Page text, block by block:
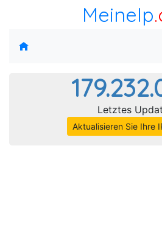
MeineIp
Letztes
Aktualisieren Sie Ihre